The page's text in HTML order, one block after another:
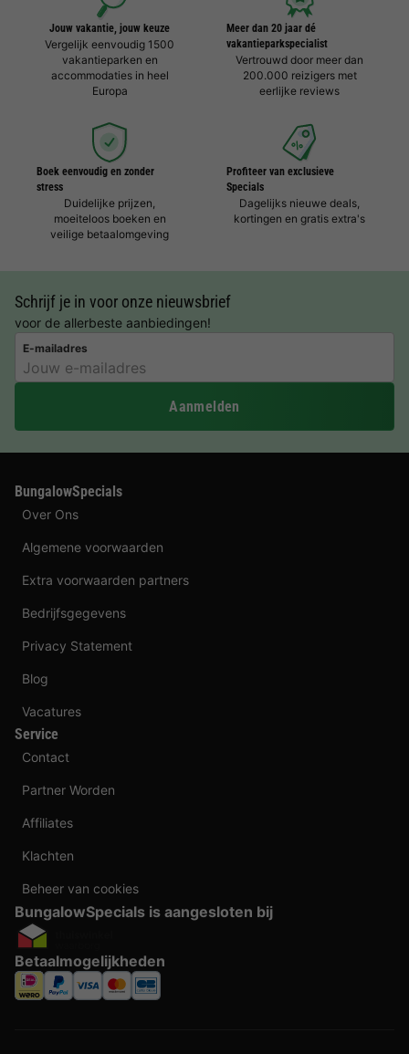
Jouw vakantie, jouw keuze
Vergelijk eenvoudig 1500
vakantieparken en
accommodaties in heel
Europa
Meer dan 20 jaar dé
vakantieparkspecialist
Vertrouwd door meer dan
200.000 reizigers met
eerlijke reviews
Boek eenvoudig en zonder
stress
Duidelijke prijzen,
moeiteloos boeken en
veilige betaalomgeving
Profiteer van exclusieve
Specials
Dagelijks nieuwe deals,
kortingen en gratis extra's
Schrijf je in voor onze nieuwsbrief
voor de allerbeste aanbiedingen!
E-mailadres
Aanmelden
BungalowSpecials
Over Ons
Algemene voorwaarden
Extra voorwaarden partners
Bedrijfsgegevens
Privacy Statement
Blog
Vacatures
Service
Contact
Partner Worden
Affiliates
Klachten
Beheer van cookies
BungalowSpecials is aangesloten bij
Betaalmogelijkheden